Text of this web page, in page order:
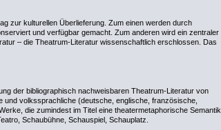
zur kulturellen Überlieferung. Zum einen werden durch
und verfügbar gemacht. Zum anderen wird ein zentraler
– die Theatrum-Literatur wissenschaftlich erschlossen. Das
der bibliographisch nachweisbaren Theatrum-Literatur von
und volkssprachliche (deutsche, englische, französische,
die zumindest im Titel eine theatermetaphorische Semantik
Schaubühne, Schauspiel, Schauplatz.